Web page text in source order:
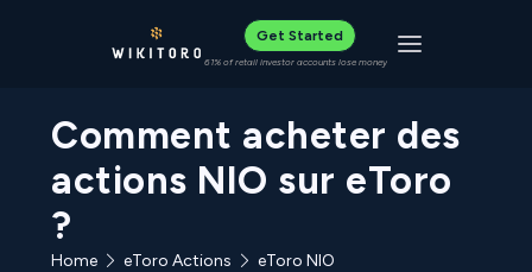
Get Started
61% of retail investor accounts lose money Toggle
Comment acheter des
actions NIO sur eToro
?
Home eToro Actions
eToro NIO